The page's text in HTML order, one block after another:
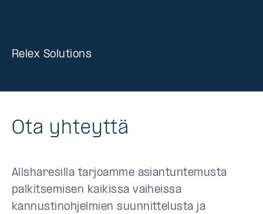
Relex Solutions
Ota yhteyttä
Allsharesilla tarjoamme asiantuntemusta
palkitsemisen kaikissa vaiheissa
kannustinohjelmien suunnittelusta ja